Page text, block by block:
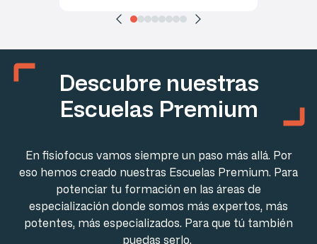
Descubre nuestras
Escuelas Premium
En fisiofocus vamos siempre un paso más allá. Por
eso hemos creado nuestras Escuelas Premium. Para
potenciar tu formación en las áreas de
especialización donde somos más expertos, más
potentes, más especializados. Para que tú también
puedas serlo.